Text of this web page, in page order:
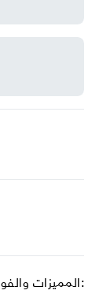
المميزات والفوائد: